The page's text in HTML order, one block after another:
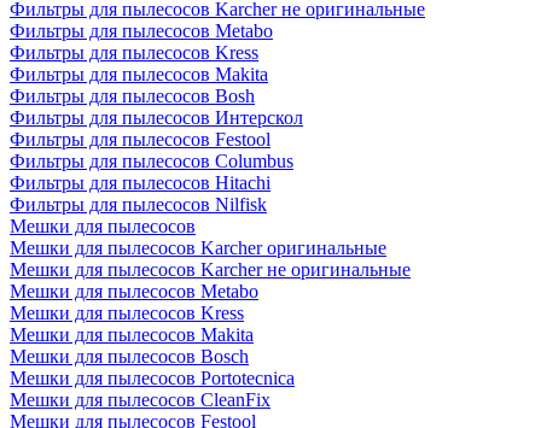
Фильтры для пылесосов Karcher не оригинальные
Фильтры для пылесосов Metabo
Фильтры для пылесосов Kress
Фильтры для пылесосов Makita
Фильтры для пылесосов Bosh
Фильтры для пылесосов Интерскол
Фильтры для пылесосов Festool
Фильтры для пылесосов Columbus
Фильтры для пылесосов Hitachi
Фильтры для пылесосов Nilfisk
Мешки для пылесосов
Мешки для пылесосов Karcher оригинальные
Мешки для пылесосов Karcher не оригинальные
Мешки для пылесосов Metabo
Мешки для пылесосов Kress
Мешки для пылесосов Makita
Мешки для пылесосов Bosch
Мешки для пылесосов Portotecnica
Мешки для пылесосов CleanFix
Мешки для пылесосов Festool